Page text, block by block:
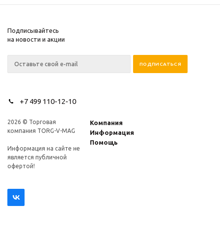
Подписывайтесь
на новости и акции
+7 499 110-12-10
2026 © Торговая
компания TORG-V-MAG
Информация на сайте не
является публичной
офертой!
Компания
Информация
Помощь